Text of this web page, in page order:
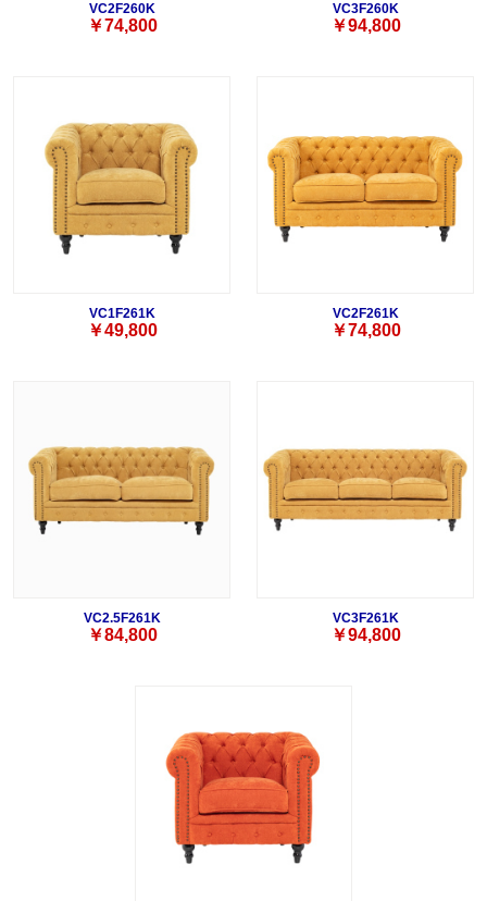
VC2F260K
￥74,800
VC3F260K
￥94,800
VC1F261K
￥49,800
VC2F261K
￥74,800
VC2.5F261K
￥84,800
VC3F261K
￥94,800